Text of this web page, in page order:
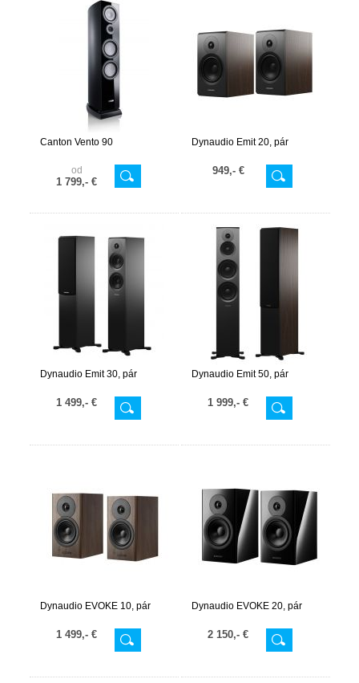
Canton Vento 90
od
1 799,- €
Dynaudio Emit 20, pár
949,- €
Dynaudio Emit 30, pár
1 499,- €
Dynaudio Emit 50, pár
1 999,- €
Dynaudio EVOKE 10, pár
1 499,- €
Dynaudio EVOKE 20, pár
2 150,- €